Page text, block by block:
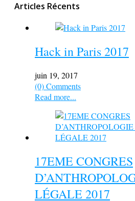
Articles Récents
Hack in Paris 2017
juin 19, 2017
(0) Comments
Read more...
17EME CONGRES
LÉGALE 2017